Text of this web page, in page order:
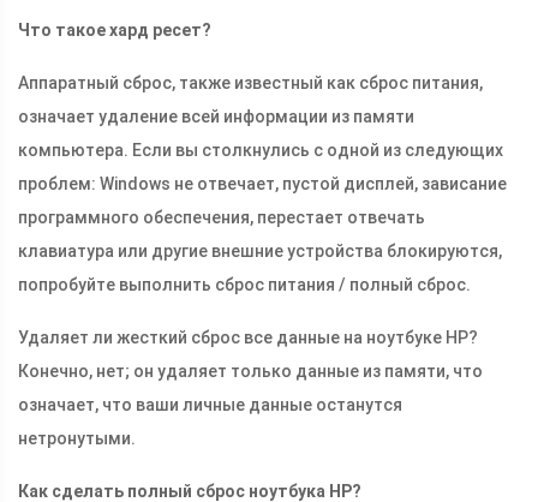
Что такое хард ресет?
Аппаратный сброс, также известный как сброс питания,
означает удаление всей информации из памяти
компьютера. Если вы столкнулись с одной из следующих
проблем: Windows не отвечает, пустой дисплей, зависание
программного обеспечения, перестает отвечать
клавиатура или другие внешние устройства блокируются,
попробуйте выполнить сброс питания / полный сброс.
Удаляет ли жесткий сброс все данные на ноутбуке HP?
Конечно, нет; он удаляет только данные из памяти, что
означает, что ваши личные данные останутся
нетронутыми.
Как сделать полный сброс ноутбука HP?